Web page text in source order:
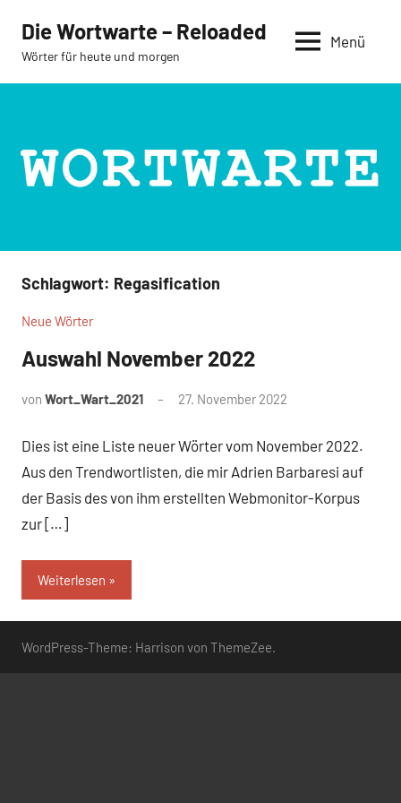
Inhalt
springen
Die Wortwarte – Reloaded
Wörter für heute und morgen
Menü
Schlagwort: Regasification
Neue Wörter
Auswahl November 2022
von Wort_Wart_2021 27. November 2022
Dies ist eine Liste neuer Wörter vom November 2022.
Aus den Trendwortlisten, die mir Adrien Barbaresi auf
der Basis des von ihm erstellten Webmonitor-Korpus
zur […]
Weiterlesen
WordPress-Theme: Harrison von ThemeZee.